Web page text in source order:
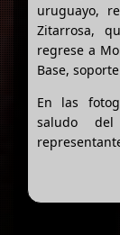
uruguayo,
Zitarrosa,
regrese a
Base,
En las
saludo